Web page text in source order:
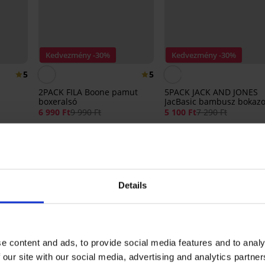
Details
content and ads, to provide social media features and to
site with our social media, advertising and analytics
5
Kedvezmény -30%
5
2PACK FILA Boone pamut
boxeralsó
6 990 Ft9 990 Ft
Kedvezmény -30%
5PACK JACK AND JONES
JacBasic bambusz
5 100 Ft7 290 Ft
tanga, varrások nélkül TERMÉK
2
0x